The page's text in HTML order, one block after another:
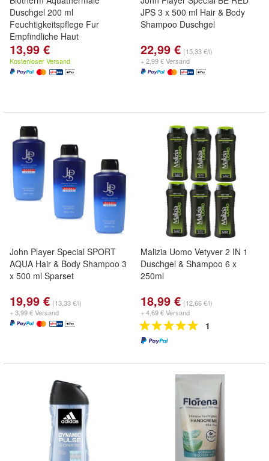
Duschgel 200 ml
Feuchtigkeitspflege Fur
Empfindliche Haut
13,99 €
Kostenloser Versand
JPS 3 x 500 ml Hair & Body
Shampoo Duschgel
22,99 € (15,33 €/l)
+ 2,99 € Versand
John Player Special SPORT
AQUA Hair & Body Shampoo 3
x 500 ml Sparset
19,99 € (13,33 €/l)
+ 3,99 € Versand
Malizia Uomo Vetyver 2 IN 1
Duschgel & Shampoo 6 x
250ml
18,99 € (12,66 €/l)
+ 4,69 € Versand
1